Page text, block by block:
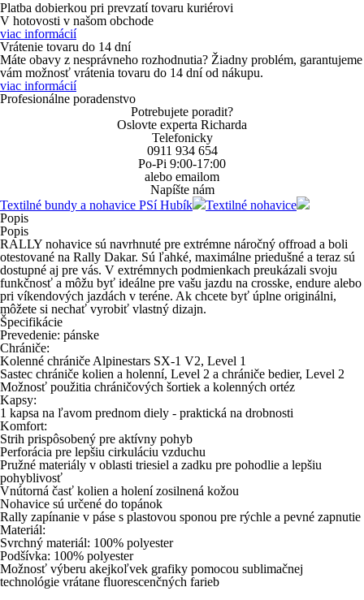
Platba dobierkou pri prevzatí tovaru kuriérovi
V hotovosti v našom obchode
viac informácií
Vrátenie tovaru do 14 dní
Máte obavy z nesprávneho rozhodnutia? Žiadny problém, garantujeme
vám možnosť vrátenia tovaru do 14 dní od nákupu.
viac informácií
Profesionálne poradenstvo
Potrebujete poradit?
Oslovte experta Richarda
Telefonicky
0911 934 654
Po-Pi 9:00-17:00
alebo emailom
Napíšte nám
Textilné bundy a nohavice PSí Hubík
Textilné nohavice
Popis
Popis
RALLY nohavice sú navrhnuté pre extrémne náročný offroad a boli
otestované na Rally Dakar. Sú ľahké, maximálne priedušné a teraz sú
dostupné aj pre vás. V extrémnych podmienkach preukázali svoju
funkčnosť a môžu byť ideálne pre vašu jazdu na crosske, endure alebo
pri víkendových jazdách v teréne. Ak chcete byť úplne originálni,
môžete si nechať vyrobiť vlastný dizajn.
Špecifikácie
Prevedenie: pánske
Chrániče:
Kolenné chrániče Alpinestars SX-1 V2, Level 1
Sastec chrániče kolien a holenní, Level 2 a chrániče bedier, Level 2
Možnosť použitia chráničových šortiek a kolenných ortéz
Kapsy:
1 kapsa na ľavom prednom diely - praktická na drobnosti
Komfort:
Strih prispôsobený pre aktívny pohyb
Perforácia pre lepšiu cirkuláciu vzduchu
Pružné materiály v oblasti triesiel a zadku pre pohodlie a lepšiu
pohyblivosť
Vnútorná časť kolien a holení zosilnená kožou
Nohavice sú určené do topánok
Rally zapínanie v páse s plastovou sponou pre rýchle a pevné zapnutie
Materiál:
Svrchný materiál: 100% polyester
Podšívka: 100% polyester
Možnosť výberu akejkoľvek grafiky pomocou sublimačnej
technológie vrátane fluorescenčných farieb